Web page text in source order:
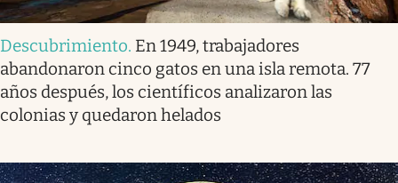
Descubrimiento. En 1949, trabajadores
abandonaron cinco gatos en una isla remota. 77
años después, los científicos analizaron las
colonias y quedaron helados